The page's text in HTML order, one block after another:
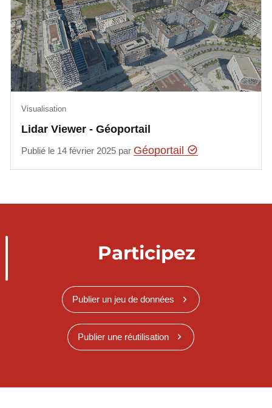
Lidar Viewer - Géoportail
Visualisation
Publié le 14 février 2025 par Géoportail
Participez
Publier un jeu de données
Publier une réutilisation